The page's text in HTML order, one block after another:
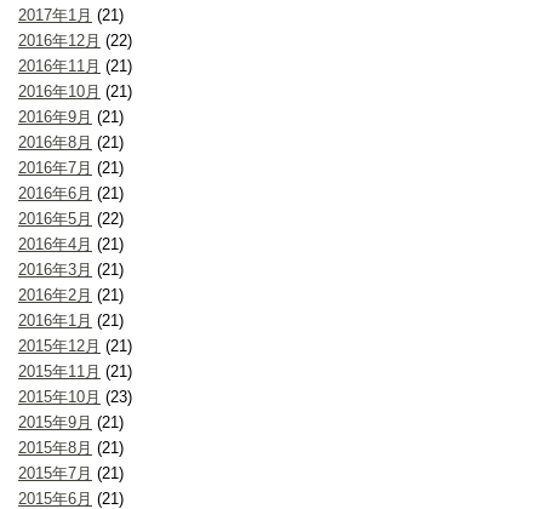
2017年1月 (21)
2016年12月 (22)
2016年11月 (21)
2016年10月 (21)
2016年9月 (21)
2016年8月 (21)
2016年7月 (21)
2016年6月 (21)
2016年5月 (22)
2016年4月 (21)
2016年3月 (21)
2016年2月 (21)
2016年1月 (21)
2015年12月 (21)
2015年11月 (21)
2015年10月 (23)
2015年9月 (21)
2015年8月 (21)
2015年7月 (21)
2015年6月 (21)